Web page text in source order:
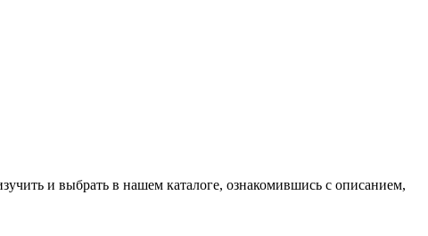
и выбрать в нашем каталоге, ознакомившись с описанием,